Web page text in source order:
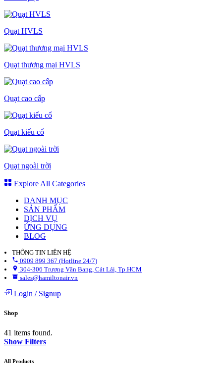
Quạt HVLS
Quạt thương mại HVLS
Quạt cao cấp
Quạt kiểu cổ
Quạt ngoài trời
Explore All Categories
DANH MỤC
SẢN PHẨM
DỊCH VỤ
ỨNG DỤNG
BLOG
THÔNG TIN LIÊN HỆ
0909 899 367 (Hotline 24/7)
304-306 Trương Văn Bang, Cát Lái, Tp.HCM
sales@hamiltonair.vn
Login /Signup
Shop
41 items found.
Show Filters
All Products